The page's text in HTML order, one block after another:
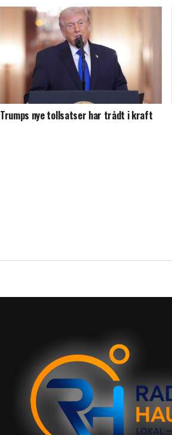
Trumps nye tollsatser har trådt i kraft